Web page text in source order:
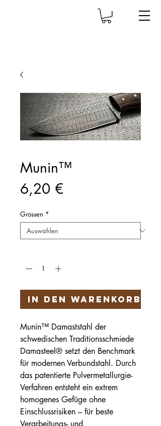
Munin™
6,20 €Preis
Grössen *
In den Warenkorb
Munin™ Damaststahl der
schwedischen Traditionsschmiede
Damasteel® setzt den Benchmark
für modernen Verbundstahl. Durch
das patentierte Pulvermetallurgie-
Verfahren entsteht ein extrem
homogenes Gefüge ohne
Einschlussrisiken – für beste
Verarbeitungs- und